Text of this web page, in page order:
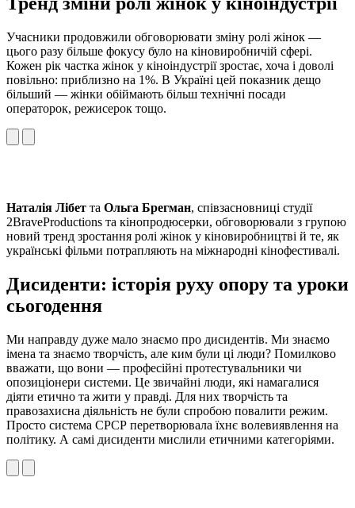
Учасники продовжили обговорювати зміну ролі жінок —
цього разу більше фокусу було на кіновиробничій сфері.
Кожен рік частка жінок у кіноіндустрії зростає, хоча і доволі
повільно: приблизно на 1%. В Україні цей показник дещо
більший — жінки обіймають більш технічні посади
операторок, режисерок тощо.
Наталія Лібет та Ольга Брегман, співзасновниці студії
2BraveProductions та кінопродюсерки, обговорювали з групою
новий тренд зростання ролі жінок у кіновиробництві й те, як
українські фільми потрапляють на міжнародні кінофестивалі.
Дисиденти: історія руху опору та уроки
сьогодення
Ми направду дуже мало знаємо про дисидентів. Ми знаємо
імена та знаємо творчість, але ким були ці люди? Помилково
вважати, що вони — професійні протестувальники чи
опозиціонери системи. Це звичайні люди, які намагалися
діяти етично та жити у правді. Для них творчість та
правозахисна діяльність не були спробою повалити режим.
Просто система СРСР перетворювала їхнє волевиявлення на
політику. А самі дисиденти мислили етичними категоріями.